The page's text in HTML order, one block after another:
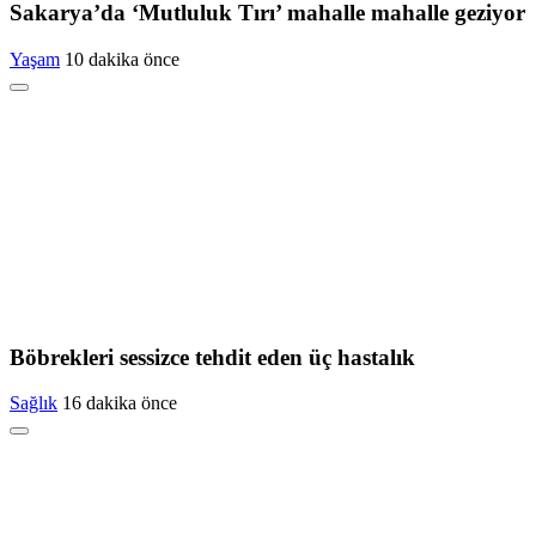
Sakarya’da ‘Mutluluk Tırı’ mahalle mahalle geziyor
Yaşam 10 dakika önce
Böbrekleri sessizce tehdit eden üç hastalık
Sağlık 16 dakika önce